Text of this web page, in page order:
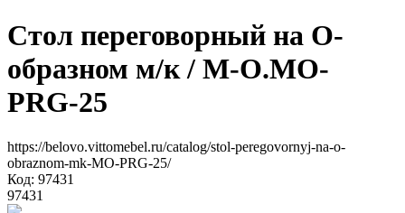
Стол переговорный на О-
образном м/к / M-O.MO-
PRG-25
https://belovo.vittomebel.ru/catalog/stol-peregovornyj-na-o-
obraznom-mk-MO-PRG-25/
Код: 97431
97431